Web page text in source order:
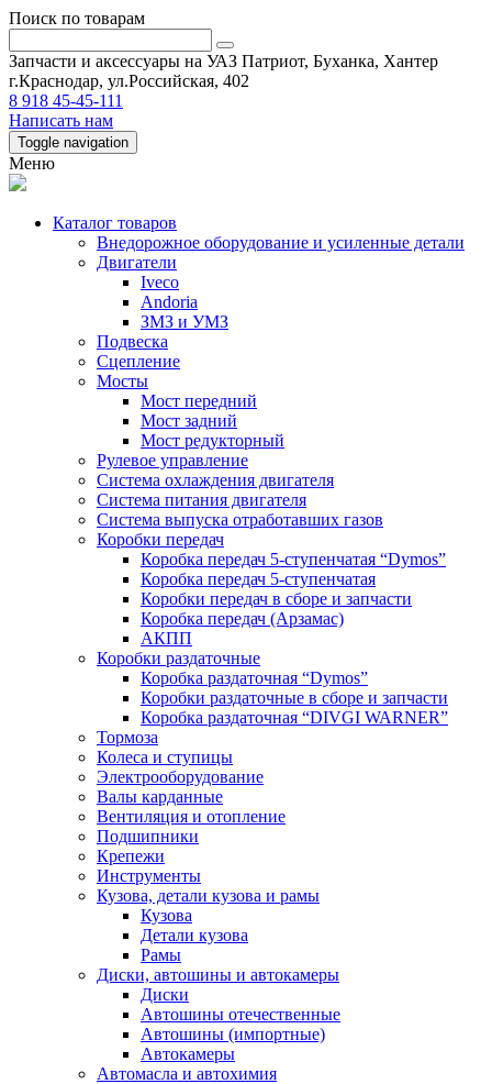
Поиск по товарам
Запчасти и аксессуары на УАЗ Патриот, Буханка, Хантер
г.Краснодар, ул.Российская, 402
8 918 45-45-111
Написать нам
Toggle navigation
Меню
Каталог товаров
Внедорожное оборудование и усиленные детали
Двигатели
Iveco
Andoria
ЗМЗ и УМЗ
Подвеска
Сцепление
Мосты
Мост передний
Мост задний
Мост редукторный
Рулевое управление
Система охлаждения двигателя
Система питания двигателя
Система выпуска отработавших газов
Коробки передач
Коробка передач 5-ступенчатая “Dymos”
Коробка передач 5-ступенчатая
Коробки передач в сборе и запчасти
Коробка передач (Арзамас)
АКПП
Коробки раздаточные
Коробка раздаточная “Dymos”
Коробки раздаточные в сборе и запчасти
Коробка раздаточная “DIVGI WARNER”
Тормоза
Колеса и ступицы
Электрооборудование
Валы карданные
Вентиляция и отопление
Подшипники
Крепежи
Инструменты
Кузова, детали кузова и рамы
Кузова
Детали кузова
Рамы
Диски, автошины и автокамеры
Диски
Автошины отечественные
Автошины (импортные)
Автокамеры
Автомасла и автохимия